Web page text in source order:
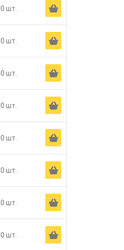
0 шт. Ä
0 шт. Ä
0 шт. Ä
0 шт. Ä
0 шт. Ä
0 шт. Ä
0 шт. Ä
0 шт. Ä